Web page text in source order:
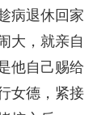
病退休回家
大，就亲自
他自己赐给
女德，紧接